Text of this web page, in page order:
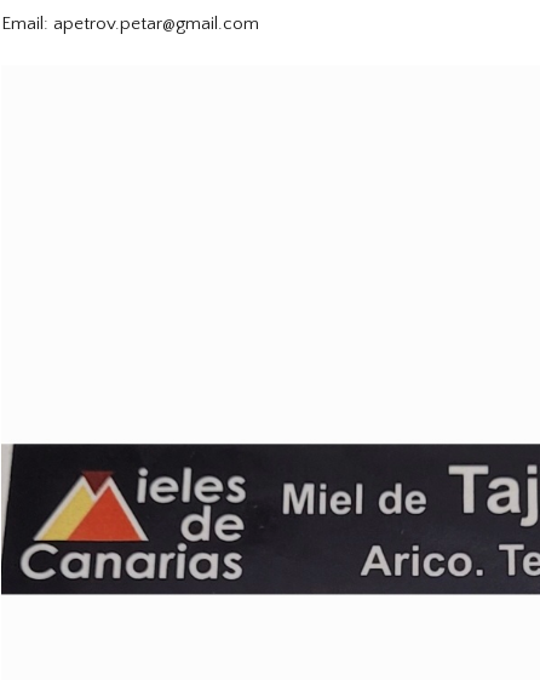
Email: apetrov.petar@gmail.com